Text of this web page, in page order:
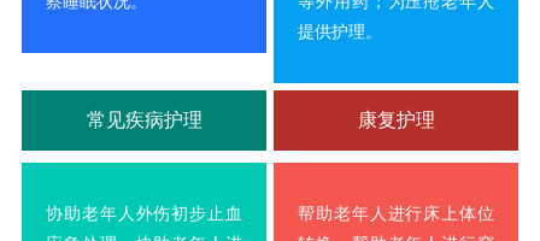
提供护理。
常见疾病护理
协助老年人外伤初步止血
康复护理
帮助老年人进行床上体位